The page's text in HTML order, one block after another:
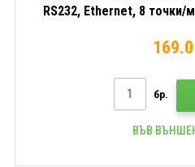
RS232, Ethernet, 8
бр.
ВЪВ